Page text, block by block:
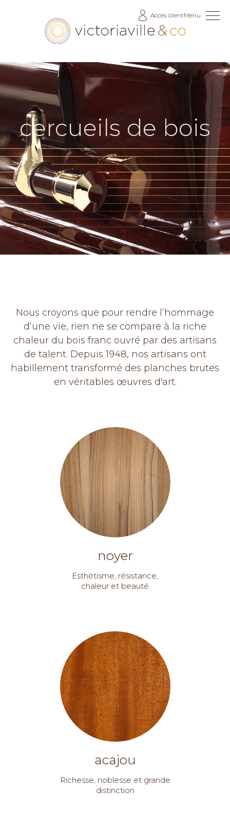
Accès clientMenu
cercueils de bois
Nous croyons que pour rendre l’hommage
d’une vie, rien ne se compare à la riche
chaleur du bois franc ouvré par des artisans
de talent. Depuis 1948, nos artisans ont
habillement transformé des planches brutes
en véritables œuvres d'art.
noyer
Esthétisme, résistance,
chaleur et beauté
acajou
Richesse, noblesse et grande
distinction